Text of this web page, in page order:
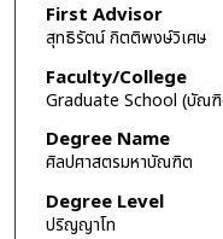
First Advisor
สุทธิรัตน์ กิตติพงษ์วิเศษ
Faculty/College
Graduate School (บัณ
Degree Name
ศิลปศาสตรมหาบัณฑิต
Degree Level
ปริญญาโท